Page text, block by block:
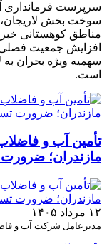
سرپرست فرمانداری
سوخت بخش
مناطق کوهستانی خبر
افزایش جمعیت فصلی
سهمیه ویژه بحران
است.
مازندران؛
۱۲ مرداد ۱۴۰۵
مدیرعامل شرکت آب و